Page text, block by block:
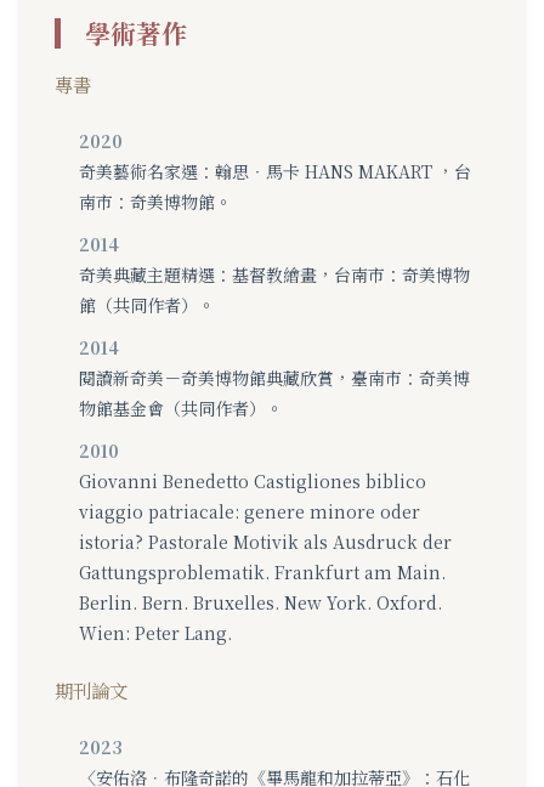
學術著作
專書
2020
奇美藝術名家選：翰思‧馬卡 HANS MAKART ，台
南市：奇美博物館。
2014
奇美典藏主題精選：基督教繪畫，台南市：奇美博物
館（共同作者）。
2014
閱讀新奇美－奇美博物館典藏欣賞，臺南市：奇美博
物館基金會（共同作者）。
2010
Giovanni Benedetto Castigliones biblico
viaggio patriacale: genere minore oder
istoria? Pastorale Motivik als Ausdruck der
Gattungsproblematik. Frankfurt am Main.
Berlin. Bern. Bruxelles. New York. Oxford.
Wien: Peter Lang.
期刊論文
2023
〈安佑洛．布隆奇諾的《畢馬龍和加拉蒂亞》：石化